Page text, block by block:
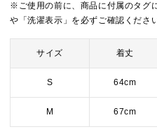
※ご使用の前に、商品に付属のタグ
や「洗濯表示」を必ずご確認ください
サイズ 着丈
S 64cm
M 67cm